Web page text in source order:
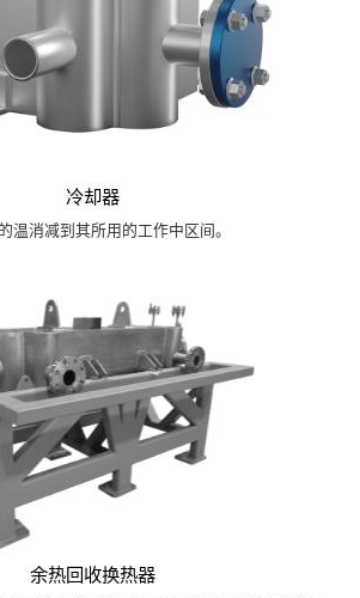
冷却器
温消减到其所用的工作中区间。
余热回收换热器